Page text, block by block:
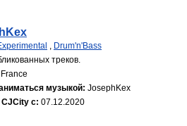
, Drum'n'Bass
треков.
France
музыкой: JosephKex
с: 07.12.2020